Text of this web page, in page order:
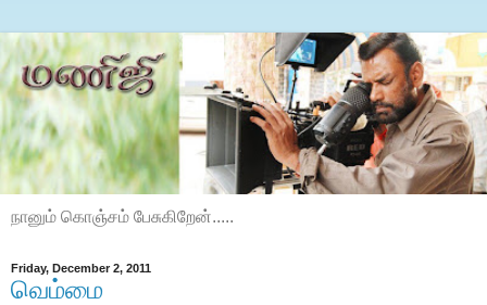
நானும் கொஞ்சம் பேசுகிறேன்.....
Friday, December 2, 2011
வெம்மை